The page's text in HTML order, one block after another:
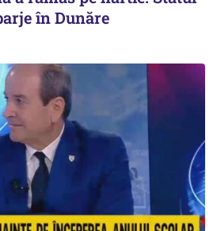
în Dunăre